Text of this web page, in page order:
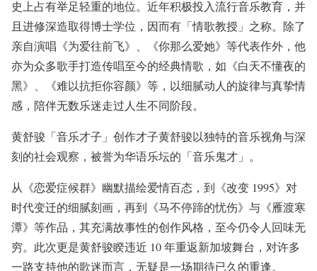
史上占有举⾜轻重的地位。近年积极投⼊流⾏⾳乐教育，并
且进修深造取得博⼠学位，因⽽有「情歌教授」之称。除了
亲⾃演唱《为爱往前⻜》、《你那么爱她》等代表作外，他
亦为众多歌⼿打造传唱⾄今的经典情歌，如《⽩天不懂夜的
⿊》、《难以抗拒你容颜》等，以细腻动⼈的旋律与真挚情
感，陪伴⽆数乐迷⾛过⼈⽣不同阶段。
⻩舒骏「⾳乐才⼦」创作才⼦⻩舒骏以独特的⾳乐视⻆与深
刻的社会观察，被誉为华语乐坛的「⾳乐⻤才」。
从《恋爱症候群》幽默描绘爱情百态，到《改变 1995》对
时代变迁的细腻刻画，再到《⻢不停蹄的忧伤》与《雁渡寒
潭》等作品，其充满故事性的创作⻛格，⾄今仍令⼈回味⽆
穷。此次更是⻩舒骏睽违近 10 年重返新加坡舞台，对许多
⼀路⽀持他的歌迷⽽⾔，⽆疑是⼀场期待已久的重逢。